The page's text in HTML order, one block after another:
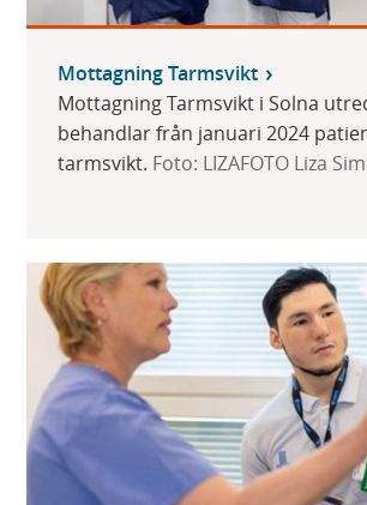
Mottagning Tarmsvikt
Mottagning Tarmsvikt i Solna
behandlar från januari 2024
tarmsvikt. Foto: LIZAFOTO Liza